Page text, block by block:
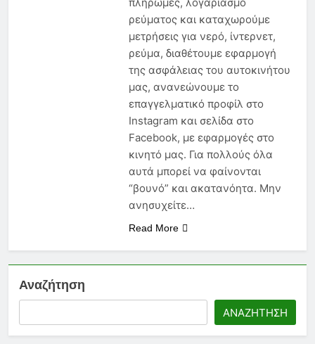
Νέα Εγκύκλιος 2026: Τι Πρέπει
να Γνωρίζει Κάθε
Ασφαλιστικός Πράκτορας
6 Μήνες Ago
Ασφάλεια Υγείας: Κόστος,
Αντιλήψεις και Προκλήσεις
στην Ελλάδα
6 Μήνες Ago
Ασφάλιση Μεταφερόμενων
Εμπορευμάτων: Η Στρατηγική
Ασπίδα Κάθε Μεταφορικής
Επιχείρησης
6 Μήνες Ago
ρεύματος και καταχωρούμε
μετρήσεις για νερό, ίντερνετ,
ρεύμα, διαθέτουμε εφαρμογή
της ασφάλειας του αυτοκινήτου
μας, ανανεώνουμε το
επαγγελματικό προφίλ στο
Instagram και σελίδα στο
Facebook, με εφαρμογές στο
κινητό μας. Για πολλούς όλα
αυτά μπορεί να φαίνονται
“βουνό” και ακατανόητα. Μην
ανησυχείτε…
Read More
Αναζήτηση
ΑΝΑΖΉΤΗΣΗ